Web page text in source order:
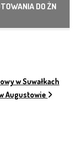
DO ŻN
w Suwałkach
Augustowie